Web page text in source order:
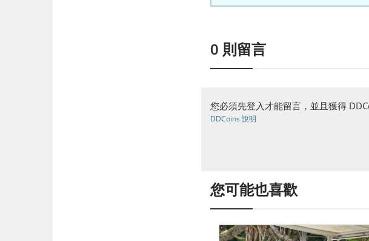
0 則留言
您必須先登入才能留言，並且獲得
DDCoins 說明
您可能也喜歡